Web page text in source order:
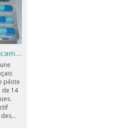
Dispensation des médicaments à l'unité : une fausse bonne idée
pilote
de 14